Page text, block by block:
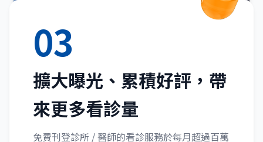
03
擴大曝光、累積好評，帶
來更多看診量
免費刊登診所 / 醫師的看診服務於每月超過百萬